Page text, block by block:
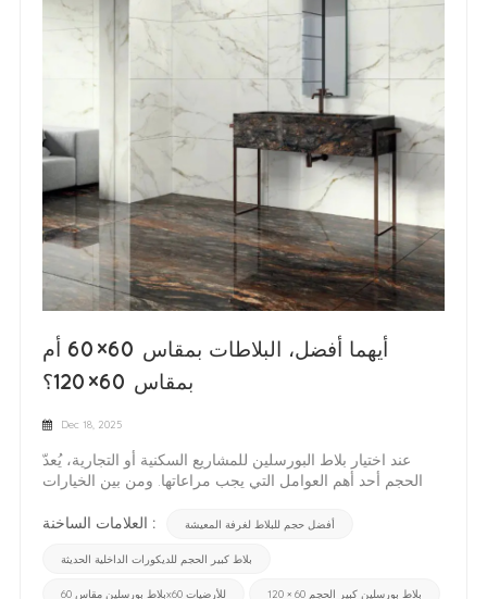
أيهما أفضل، البلاطات بمقاس 60×60 أم
بمقاس 60×120؟
Dec 18, 2025
عند اختيار بلاط البورسلين للمشاريع السكنية أو التجارية، يُعدّ
الحجم أحد أهم العوامل التي يجب مراعاتها. ومن بين الخيارات
60×120 تتميز هذه المنتجات بتعدد استخداماتها، ومظهرها
على مساحة المكان، ونمط التصميم، ومتطلبات التركيب،
العلامات الساخنة : أفضل حجم للبلاط لغرفة المعيشة
بلاط كبير الحجم للديكورات الداخلية الحديثة
بلاط بورسلين مقاس 60x60 للأرضيات بلاط بورسلين كبير الحجم 60 × 120